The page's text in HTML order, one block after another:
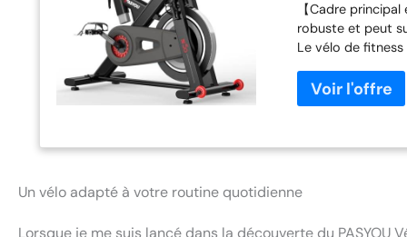
charge
【Cadre
robuste et peut
Le vélo de fitness
une expérience
volant d'inertie de
intensités. 【
Un vélo adapté à votre routine quotidienne